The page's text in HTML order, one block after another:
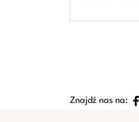
Znajdź nas na: